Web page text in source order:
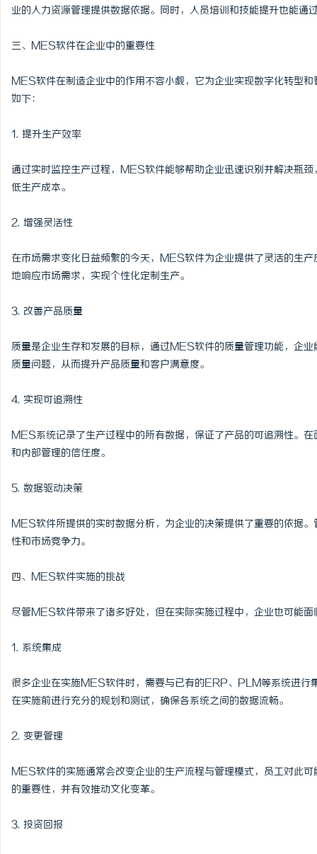
业的人力资源管理提供数据依据。同时，人员培训和技能提升也能通
三、MES软件在企业中的重要性
MES软件在制造企业中的作用不容小觑，它为企业实现数字化转型
如下：
1. 提升生产效率
通过实时监控生产过程，MES软件能够帮助企业迅速识别并解决瓶
低生产成本。
2. 增强灵活性
在市场需求变化日益频繁的今天，MES软件为企业提供了灵活的生
地响应市场需求，实现个性化定制生产。
3. 改善产品质量
质量是企业生存和发展的目标，通过MES软件的质量管理功能，企
质量问题，从而提升产品质量和客户满意度。
4. 实现可追溯性
MES系统记录了生产过程中的所有数据，保证了产品的可追溯性。
和内部管理的信任度。
5. 数据驱动决策
MES软件所提供的实时数据分析，为企业的决策提供了重要的依据
性和市场竞争力。
四、MES软件实施的挑战
尽管MES软件带来了诸多好处，但在实际实施过程中，企业也可能面
1. 系统集成
很多企业在实施MES软件时，需要与已有的ERP、PLM等系统进行
在实施前进行充分的规划和测试，确保各系统之间的数据流畅。
2. 变更管理
MES软件的实施通常会改变企业的生产流程与管理模式，员工对此
的重要性，并有效推动文化变革。
3. 投资回报